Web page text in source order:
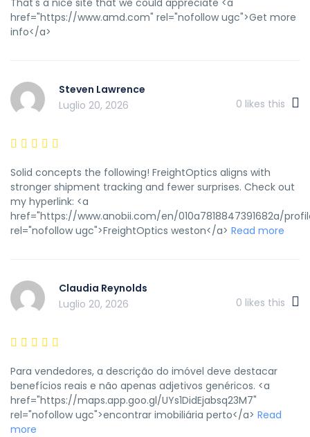
href="https://www.amd.com" rel="nofollow ugc">Get more
info</a>
Steven Lawrence
Luglio 20, 2026
0 likes this
Solid concepts the following! FreightOptics aligns with
stronger shipment tracking and fewer surprises. Check out
my hyperlink: <a
href="https://www.anobii.com/en/010a7818847391682a/
rel="nofollow ugc">FreightOptics weston</a> Read more
Claudia Reynolds
Luglio 20, 2026
0 likes this
Para vendedores, a descrição do imóvel deve destacar
benefícios reais e não apenas adjetivos genéricos. <a
href="https://maps.app.goo.gl/UYs1DidEjabsq23M7"
rel="nofollow ugc">encontrar imobiliária perto</a> Read
more